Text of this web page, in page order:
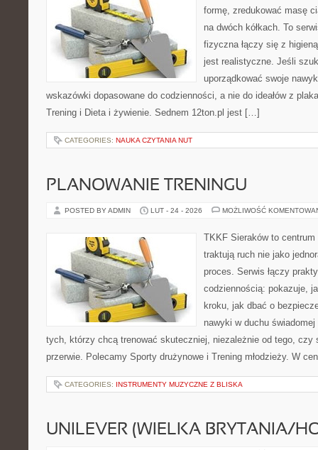
formę, zredukować masę
na dwóch kółkach. To
fizyczna łączy się z
jest realistyczne. Jeśli
uporządkować swoje
wskazówki dopasowane do codzienności, a nie do ideałów z
Trening i Dieta i żywienie. Sednem 12ton.pl jest […]
CATEGORIES: NAUKA CZYTANIA NUT
PLANOWANIE TRENINGU
POSTED BY ADMIN LUT - 24 - 2026 MOŻLIWOŚĆ
TKKF Sieraków to
traktują ruch nie jako
proces. Serwis łączy
codziennością: pokazuje,
kroku, jak dbać o
nawyki w duchu
tych, którzy chcą trenować skuteczniej, niezależnie od tego, czy
przerwie. Polecamy Sporty drużynowe i Trening młodzieży. W
CATEGORIES: INSTRUMENTY MUZYCZNE Z BLISKA
UNILEVER (WIELKA BRYTANIA/